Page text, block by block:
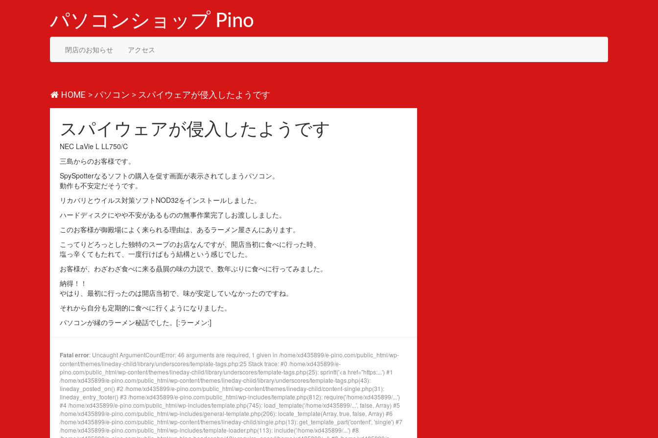
パソコンショップ Pino
閉店のお知らせ アクセス
HOME >パソコン > スパイウェアが侵入したようです
スパイウェアが侵入したようです
NEC LaVie L LL750/C
三島からのお客様です。
SpySpotterなるソフトの購入を促す画面が表示されてしまうパソコン。
動作も不安定だそうです。
リカバリとウイルス対策ソフトNOD32をインストールしました。
ハードディスクにやや不安があるものの無事作業完了しお渡ししました。
このお客様が御殿場によく来られる理由は、あるラーメン屋さんにあります。
こってりどろっとした独特のスープのお店なんですが、開店当初に食べに行った時、
塩っ辛くてもたれて、一度行けばもう結構という感じでした。
お客様が、わざわざ食べに来る贔屓の味の力説で、数年ぶりに食べに行ってみました。
納得！！
やはり、最初に行ったのは開店当初で、味が安定していなかったのですね。
それから自分も定期的に食べに行くようになりました。
パソコンが縁のラーメン秘話でした。[:ラーメン:]
Fatal error: Uncaught ArgumentCountError: 46 arguments are required, 1 given in /home/xd435899/e-pino.com/public_html/wp-
content/themes/lineday-child/library/underscores/template-tags.php:25 Stack trace: #0 /home/xd435899/e-
pino.com/public_html/wp-content/themes/lineday-child/library/underscores/template-tags.php(25): sprintf('<a href="https:...') #1
/home/xd435899/e-pino.com/public_html/wp-content/themes/lineday-child/library/underscores/template-tags.php(43):
lineday_posted_on() #2 /home/xd435899/e-pino.com/public_html/wp-content/themes/lineday-child/content-single.php(31):
lineday_entry_footer() #3 /home/xd435899/e-pino.com/public_html/wp-includes/template.php(812): require('/home/xd435899/...')
#4 /home/xd435899/e-pino.com/public_html/wp-includes/template.php(745): load_template('/home/xd435899/...', false, Array) #5
/home/xd435899/e-pino.com/public_html/wp-includes/general-template.php(206): locate_template(Array, true, false, Array) #6
/home/xd435899/e-pino.com/public_html/wp-content/themes/lineday-child/single.php(13): get_template_part('content', 'single') #7
/home/xd435899/e-pino.com/public_html/wp-includes/template-loader.php(113): include('/home/xd435899/...') #8